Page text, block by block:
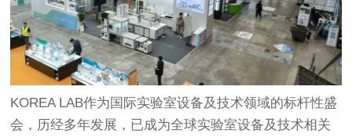
KOREA LAB作为国际实验室设备及技术领域的标杆性盛
会，历经多年发展，已成为全球实验室设备及技术相关